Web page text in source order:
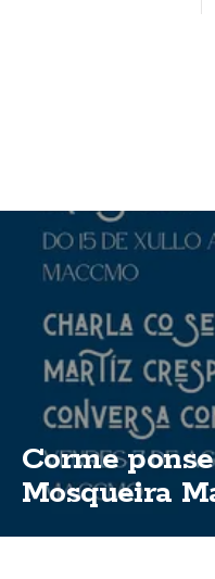
Corme
Mosqueira